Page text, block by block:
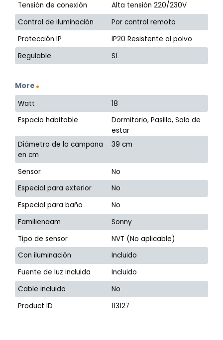
Tensión de conexión
Alta tensión 220/230V
Control de iluminación
Por control remoto
Protección IP
IP20 Resistente al polvo
Regulable
Sí
More
Watt
18
Espacio habitable
Dormitorio, Pasillo, Sala de
estar
Diámetro de la campana
en cm
39 cm
Sensor
No
Especial para exterior
No
Especial para baño
No
Familienaam
Sonny
Tipo de sensor
NVT (No aplicable)
Con iluminación
Incluido
Fuente de luz incluida
Incluido
Cable incluido
No
Product ID
113127